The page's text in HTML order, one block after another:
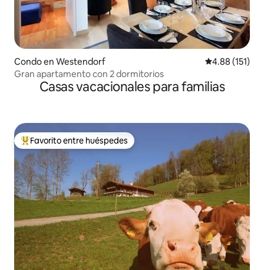
Condo en Westendorf Calificación
4.88 (151)
Gran apartamento con 2 dormitorios
Casas vacacionales para familias
Favorito entre huéspedes preferido
Favorito entre huéspedes